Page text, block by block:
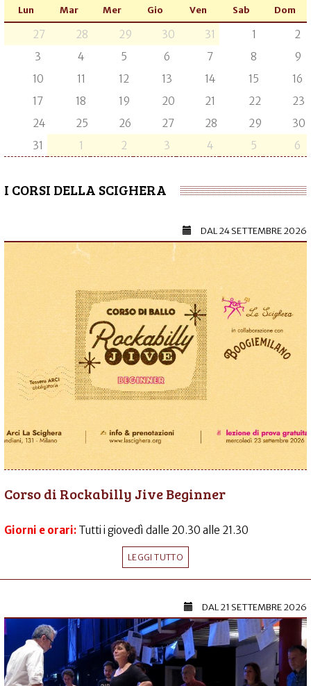
Lun Mar Mer Gio Ven Sab Dom
27 28 29 30 31 1
2
3
4 5 6 7 8
9
10
11 12 13 14 15
16
17
18 19 20 21 22
23
24
25 26 27 28 29
30
31
1 2 3 4 5 6
I CORSI DELLA SCIGHERA
DAL24 SETTEMBRE 2026
Corso di Rockabilly Jive Beginner
Giorni e orari: Tutti i giovedì dalle 20.30 alle 21.30
LEGGI TUTTO
DAL21 SETTEMBRE 2026